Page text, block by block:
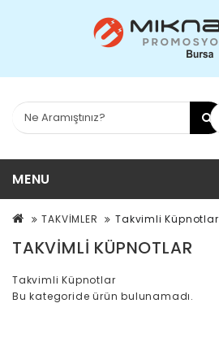
MENU
TAKVİMLER Takvimli Küpnotlar
TAKVIMLI KÜPNOTLAR
Takvimli Küpnotlar
Bu kategoride ürün bulunamadı.